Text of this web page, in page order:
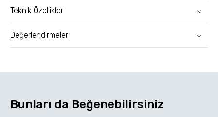
Teknik Özellikler
Değerlendirmeler
Bunları da Beğenebilirsiniz